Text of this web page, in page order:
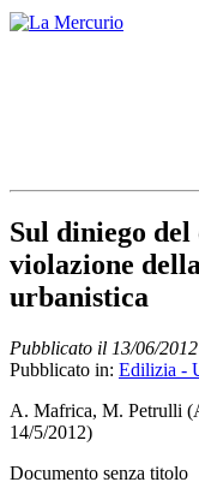
Sul diniego
violazione
urbanistica
Pubblicato il 13/06/2012
Pubblicato in: Edilizia -
A. Mafrica, M. Petrulli
14/5/2012)
Documento senza titolo